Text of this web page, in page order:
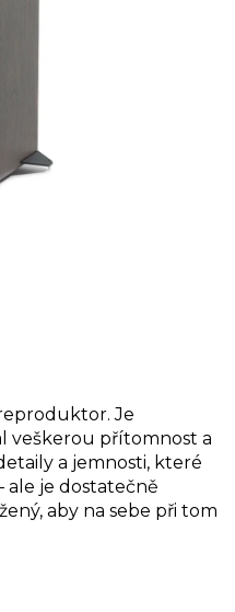
Je
veškerou přítomnost a
a jemnosti, které
ale je dostatečně
aby na sebe při tom